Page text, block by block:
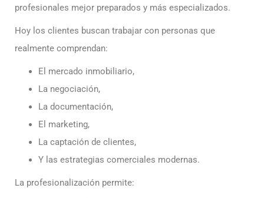
profesionales mejor preparados y más especializados.
Hoy los clientes buscan trabajar con personas que
realmente comprendan:
El mercado inmobiliario,
La negociación,
La documentación,
El marketing,
La captación de clientes,
Y las estrategias comerciales modernas.
La profesionalización permite: